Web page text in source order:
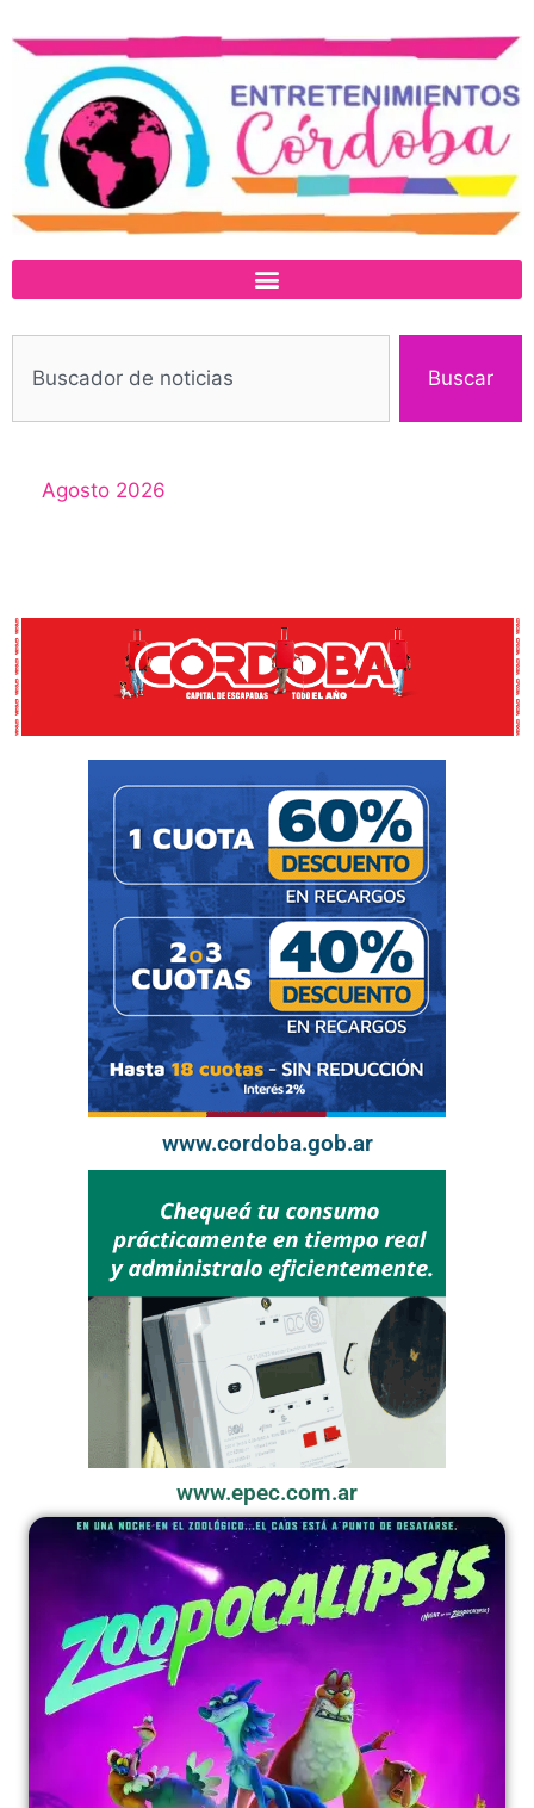
Buscar
Agosto 2026
www.cordoba.gob.ar
www.epec.com.ar